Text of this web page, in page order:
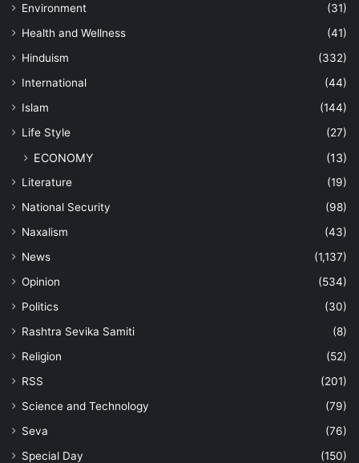
Environment
(31)
Health and Wellness
(41)
Hinduism
(332)
International
(44)
Islam
(144)
Life Style
(27)
ECONOMY (13)
Literature
(19)
National Security
(98)
Naxalism
(43)
News
(1,137)
Opinion
(534)
Politics
(30)
Rashtra Sevika Samiti
(8)
Religion
(52)
RSS
(201)
Science and Technology
(79)
Seva
(76)
Special Day
(150)